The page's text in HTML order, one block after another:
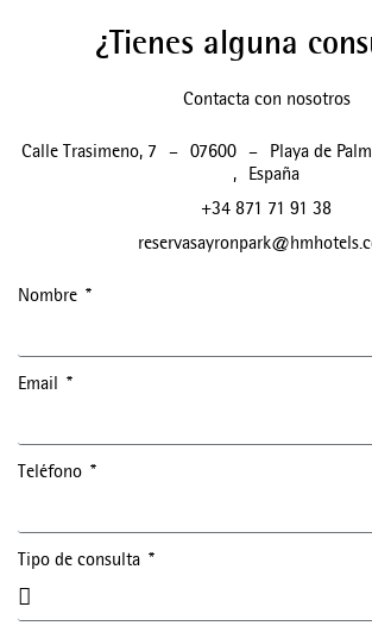
¿Tienes alguna
Contacta con nosotros
Calle Trasimeno, 7 – 07600 – Playa de
,
España
+34 871 71 91 38
Nombre
Email
Teléfono
Tipo de consulta